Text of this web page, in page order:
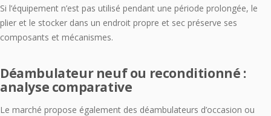
Si l’équipement n’est pas utilisé pendant une période prolongée, le
plier et le stocker dans un endroit propre et sec préserve ses
composants et mécanismes.
Déambulateur neuf ou reconditionné :
analyse comparative
Le marché propose également des déambulateurs d’occasion ou